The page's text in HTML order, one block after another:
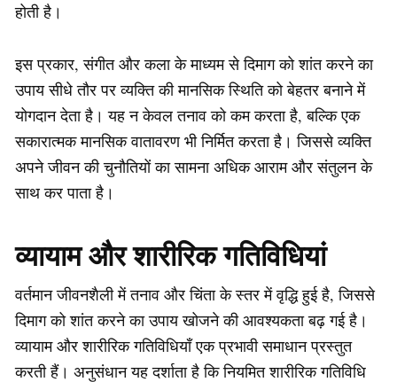
होती है।
इस प्रकार, संगीत और कला के माध्यम से दिमाग को शांत करने का
उपाय सीधे तौर पर व्यक्ति की मानसिक स्थिति को बेहतर बनाने में
योगदान देता है। यह न केवल तनाव को कम करता है, बल्कि एक
सकारात्मक मानसिक वातावरण भी निर्मित करता है। जिससे व्यक्ति
अपने जीवन की चुनौतियों का सामना अधिक आराम और संतुलन के
साथ कर पाता है।
व्यायाम और शारीरिक गतिविधियां
वर्तमान जीवनशैली में तनाव और चिंता के स्तर में वृद्धि हुई है, जिससे
दिमाग को शांत करने का उपाय खोजने की आवश्यकता बढ़ गई है।
व्यायाम और शारीरिक गतिविधियाँ एक प्रभावी समाधान प्रस्तुत
करती हैं। अनुसंधान यह दर्शाता है कि नियमित शारीरिक गतिविधि